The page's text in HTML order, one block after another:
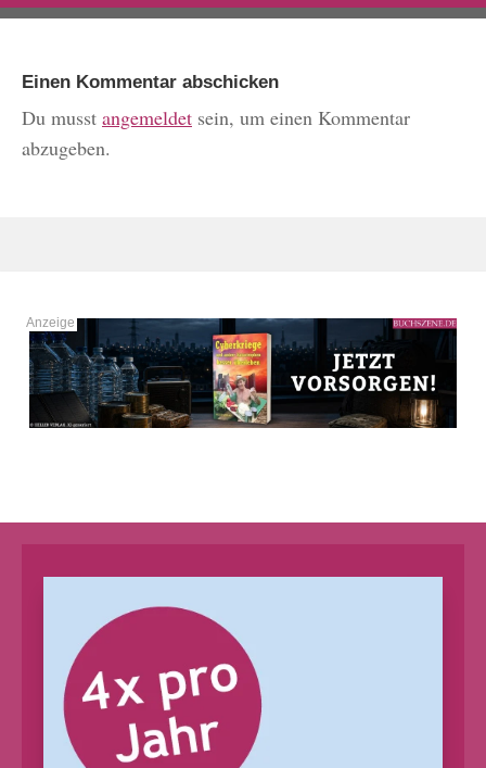
Einen Kommentar abschicken
Du musst angemeldet sein, um einen Kommentar
abzugeben.